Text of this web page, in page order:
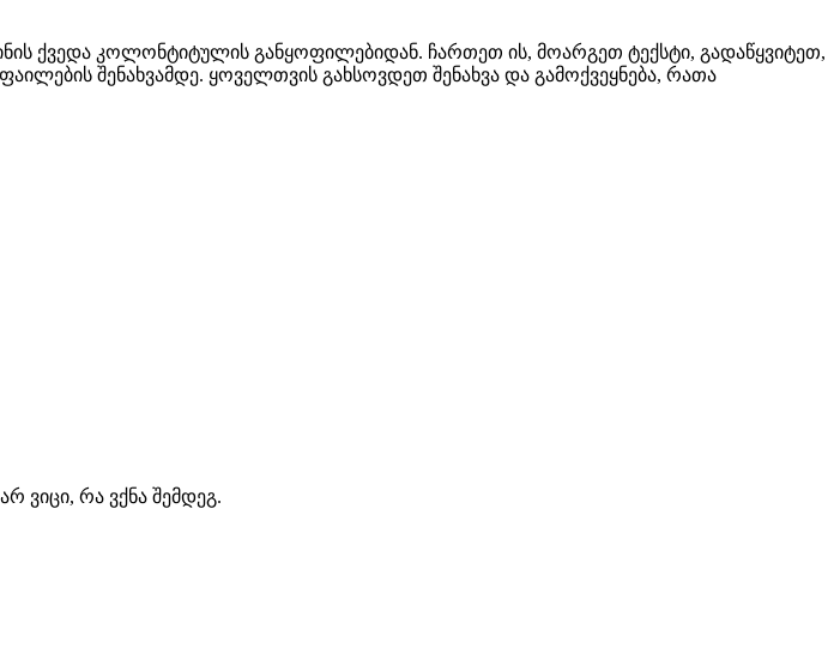
ქვედა კოლონტიტულის განყოფილებიდან. ჩართეთ ის, მოარგეთ ტექსტი, გადაწყვიტეთ,
შენახვამდე. ყოველთვის გახსოვდეთ შენახვა და გამოქვეყნება, რათა
ვიცი, რა ვქნა შემდეგ.